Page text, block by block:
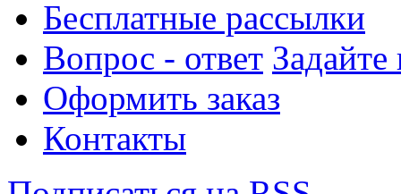
Бесплатные рассылки
Вопрос - ответ
Оформить заказ
Контакты